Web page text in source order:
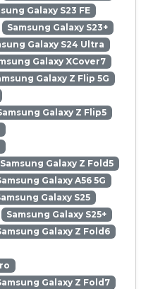
Galaxy S23 FE
Samsung Galaxy S23+
Galaxy S24 Ultra
Galaxy XCover7
Galaxy Z Flip 5G
Galaxy Z Flip5
Samsung Galaxy Z Fold5
Galaxy A56 5G
Galaxy S25
Samsung Galaxy S25+
Galaxy Z Fold6
Galaxy Z Fold7